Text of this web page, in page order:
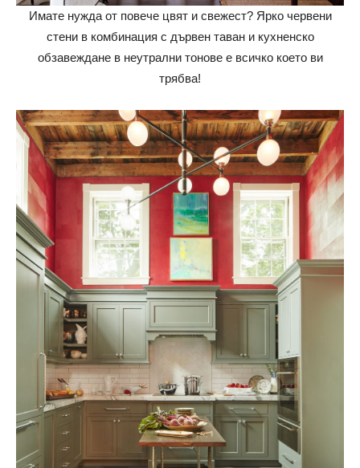
Имате нужда от повече цвят и свежест? Ярко червени
стени в комбинация с дървен таван и кухненско
обзавеждане в неутрални тонове е всичко което ви
трябва!